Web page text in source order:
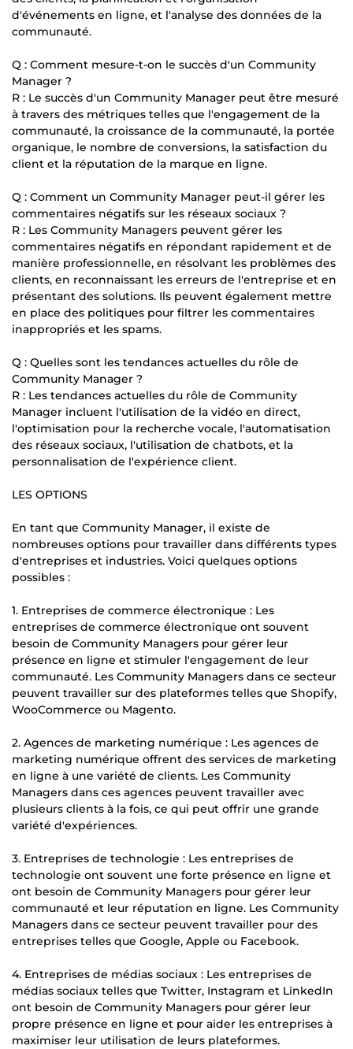
d'événements en ligne, et l'analyse des données de la
communauté.
Q : Comment mesure-t-on le succès d'un Community
Manager ?
R : Le succès d'un Community Manager peut être mesuré
à travers des métriques telles que l'engagement de la
communauté, la croissance de la communauté, la portée
organique, le nombre de conversions, la satisfaction du
client et la réputation de la marque en ligne.
Q : Comment un Community Manager peut-il gérer les
commentaires négatifs sur les réseaux sociaux ?
R : Les Community Managers peuvent gérer les
commentaires négatifs en répondant rapidement et de
manière professionnelle, en résolvant les problèmes des
clients, en reconnaissant les erreurs de l'entreprise et en
présentant des solutions. Ils peuvent également mettre
en place des politiques pour filtrer les commentaires
inappropriés et les spams.
Q : Quelles sont les tendances actuelles du rôle de
Community Manager ?
R : Les tendances actuelles du rôle de Community
Manager incluent l'utilisation de la vidéo en direct,
l'optimisation pour la recherche vocale, l'automatisation
des réseaux sociaux, l'utilisation de chatbots, et la
personnalisation de l'expérience client.
LES OPTIONS
En tant que Community Manager, il existe de
nombreuses options pour travailler dans différents types
d'entreprises et industries. Voici quelques options
possibles :
1. Entreprises de commerce électronique : Les
entreprises de commerce électronique ont souvent
besoin de Community Managers pour gérer leur
présence en ligne et stimuler l'engagement de leur
communauté. Les Community Managers dans ce secteur
peuvent travailler sur des plateformes telles que Shopify,
WooCommerce ou Magento.
2. Agences de marketing numérique : Les agences de
marketing numérique offrent des services de marketing
en ligne à une variété de clients. Les Community
Managers dans ces agences peuvent travailler avec
plusieurs clients à la fois, ce qui peut offrir une grande
variété d'expériences.
3. Entreprises de technologie : Les entreprises de
technologie ont souvent une forte présence en ligne et
ont besoin de Community Managers pour gérer leur
communauté et leur réputation en ligne. Les Community
Managers dans ce secteur peuvent travailler pour des
entreprises telles que Google, Apple ou Facebook.
4. Entreprises de médias sociaux : Les entreprises de
médias sociaux telles que Twitter, Instagram et LinkedIn
ont besoin de Community Managers pour gérer leur
propre présence en ligne et pour aider les entreprises à
maximiser leur utilisation de leurs plateformes.